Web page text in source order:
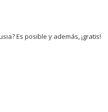
Es posible y además, ¡gratis!